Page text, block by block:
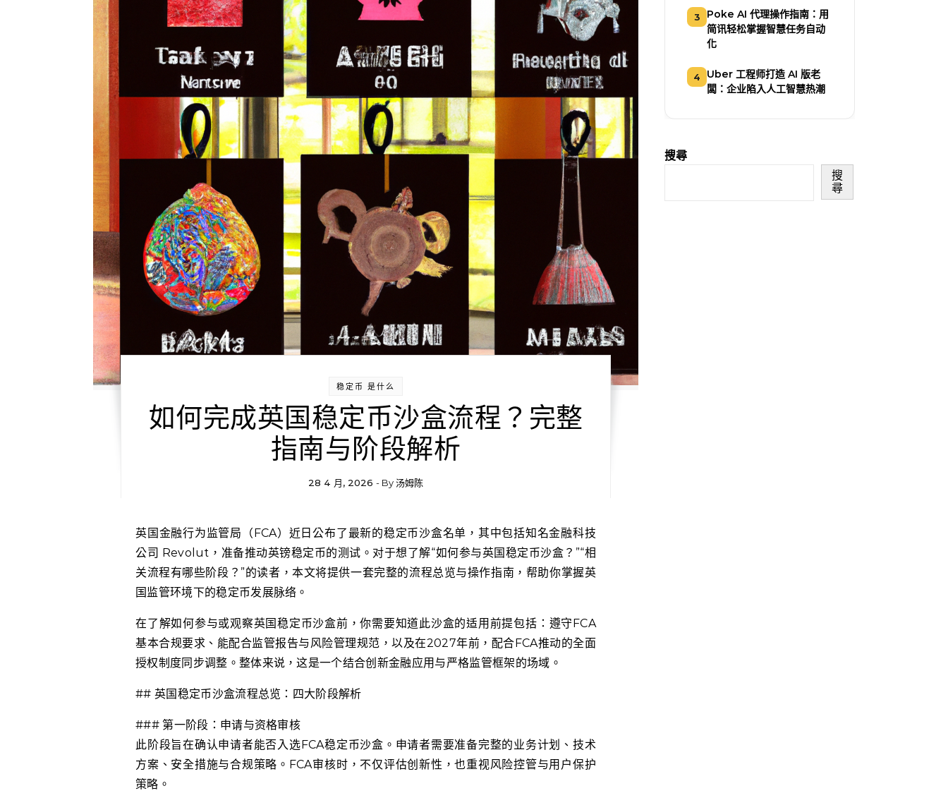
稳定币 是什么
如何完成英国稳定币沙盒流程？完整
指南与阶段解析
28 4 月, 2026 - By汤姆陈
英国金融行为监管局（FCA）近日公布了最新的稳定币沙盒名单，其中包括知名金融科技
公司 Revolut，准备推动英镑稳定币的测试。对于想了解“如何参与英国稳定币沙盒？”“相
关流程有哪些阶段？”的读者，本文将提供一套完整的流程总览与操作指南，帮助你掌握英
国监管环境下的稳定币发展脉络。
在了解如何参与或观察英国稳定币沙盒前，你需要知道此沙盒的适用前提包括：遵守FCA
基本合规要求、能配合监管报告与风险管理规范，以及在2027年前，配合FCA推动的全面
授权制度同步调整。整体来说，这是一个结合创新金融应用与严格监管框架的场域。
## 英国稳定币沙盒流程总览：四大阶段解析
### 第一阶段：申请与资格审核
此阶段旨在确认申请者能否入选FCA稳定币沙盒。申请者需要准备完整的业务计划、技术
方案、安全措施与合规策略。FCA审核时，不仅评估创新性，也重视风险控管与用户保护
策略。
3
Poke AI 代理操作指南：用
简讯轻松掌握智慧任务自动
化
4
Uber 工程师打造 AI 版老
闆：企业陷入人工智慧热潮
搜尋
搜
尋